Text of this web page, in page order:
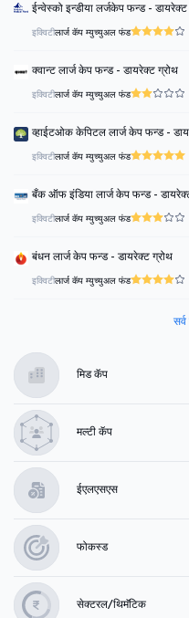
ईन्वेस्को इन्डीया लर्जकेप फन्ड - डायरेक्ट
इक्विटीलार्ज कॅप म्युच्युअल फंड
क्वान्ट लार्ज केप फन्ड - डायरेक्ट ग्रोथ
इक्विटीलार्ज कॅप म्युच्युअल फंड
व्हाईटओक केपिटल लार्ज केप फन्ड -
इक्विटीलार्ज कॅप म्युच्युअल फंड
बँक ऑफ इंडिया लार्ज केप फन्ड -
इक्विटीलार्ज कॅप म्युच्युअल फंड
बंधन लार्ज केप फन्ड - डायरेक्ट ग्रोथ
इक्विटीलार्ज कॅप म्युच्युअल फंड
मिड कॅप
मल्टी कॅप
ईएलएसएस
फोकस्ड
सेक्टरल/थिमॅटिक